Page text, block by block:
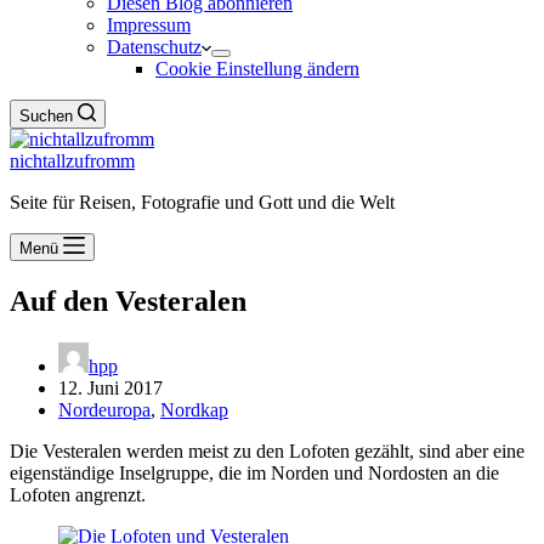
Impressum
Datenschutz
Cookie Einstellung ändern
Suchen
nichtallzufromm
Seite für Reisen, Fotografie und Gott und die Welt
Menü
Auf den Vesteralen
hpp
12. Juni 2017
Nordeuropa, Nordkap
Die Vesteralen werden meist zu den Lofoten gezählt, sind aber eine
eigenständige Inselgruppe, die im Norden und Nordosten an die
Lofoten angrenzt.